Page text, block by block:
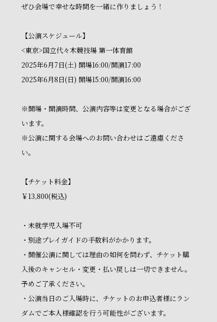
ぜひ会場で幸せな時間を一緒に作りましょう！
【公演スケジュール】
<東京>国立代々木競技場 第一体育館
2025年6月7日(土) 開場16:00/開演17:00
2025年6月8日(日) 開場15:00/開演16:00
※開場・開演時間、公演内容等は変更となる場合がござ
います。
※公演に関する会場へのお問い合わせはご遠慮くださ
い。
【チケット料金】
￥13,800(税込)
・未就学児入場不可
・別途プレイガイドの手数料がかかります。
・開催公演に関しては理由の如何を問わず、チケット購
入後のキャンセル・変更・払い戻しは一切できません。
予めご了承ください。
・公演当日のご入場時に、チケットのお申込者様にラン
ダムでご本人様確認を行う可能性がございます。